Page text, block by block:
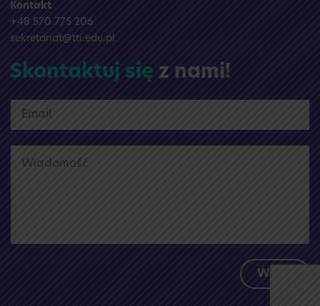
Kontakt
+48 570 775 206
sekretariat@tti.edu.pl
Skontaktuj się z nami!